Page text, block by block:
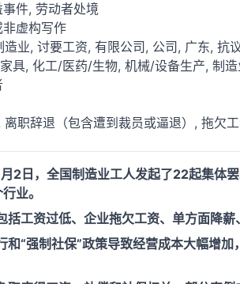
件, 劳动者处境
虚构写作
造业, 讨要工资, 有限公司, 公司, 广东, 抗
具, 化工/医药/生物, 机械/设备生产, 制造
离职辞退（包含遭到裁员或逼退）, 拖欠
2日，全国制造业工人发起了22起集体
业。
括工资过低、企业拖欠工资、单方面降
和“强制社保”政策导致经营成本大幅增